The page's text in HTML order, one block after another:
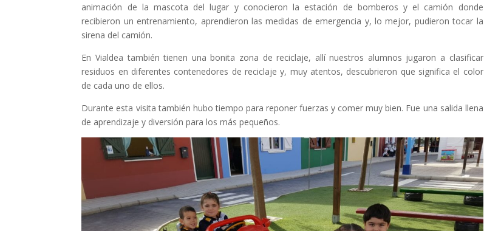
animación de la mascota del lugar y conocieron la estación de bomberos y el camión donde
recibieron un entrenamiento, aprendieron las medidas de emergencia y, lo mejor, pudieron tocar la
sirena del camión.
En Vialdea también tienen una bonita zona de reciclaje, allí nuestros alumnos jugaron a clasificar
residuos en diferentes contenedores de reciclaje y, muy atentos, descubrieron que significa el color
de cada uno de ellos.
Durante esta visita también hubo tiempo para reponer fuerzas y comer muy bien. Fue una salida llena
de aprendizaje y diversión para los más pequeños.